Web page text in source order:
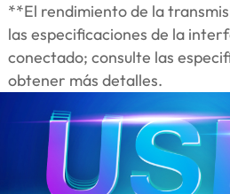
**El rendimiento de la
las especificaciones de la
conectado; consulte las
obtener más detalles.